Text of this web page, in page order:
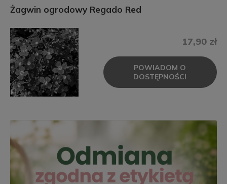
Żagwin ogrodowy Regado Red
17,90 zł
POWIADOM O
DOSTĘPNOŚCI